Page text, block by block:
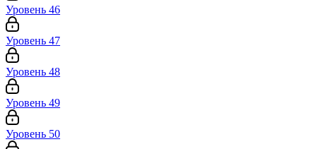
Уровень 46
Уровень 47
Уровень 48
Уровень 49
Уровень 50